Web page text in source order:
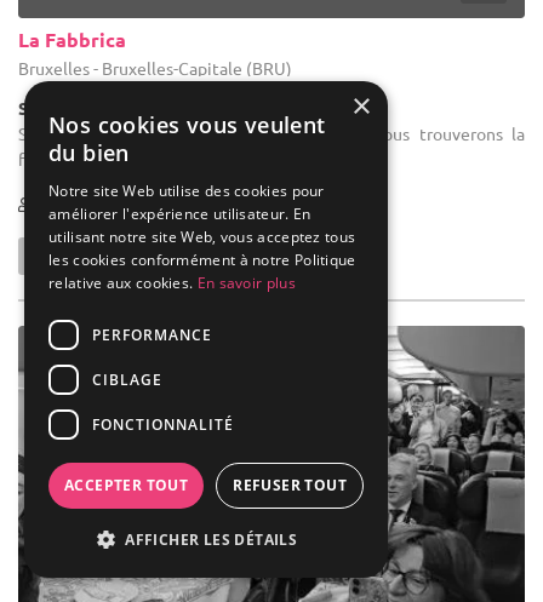
La Fabbrica
Bruxelles - Bruxelles-Capitale (BRU)
Salle de réception
Salle des fêtes : De 20 à 2000 personnes nous trouverons la
formule idéale grâce à notre savoir faire.
50-550
×
Nos cookies vous veulent
du bien
Notre site Web utilise des cookies pour
améliorer l'expérience utilisateur. En
utilisant notre site Web, vous acceptez tous
les cookies conformément à notre Politique
relative aux cookies. En savoir plus
PERFORMANCE
CIBLAGE
FONCTIONNALITÉ
ACCEPTER TOUT REFUSER TOUT
AFFICHER LES DÉTAILS